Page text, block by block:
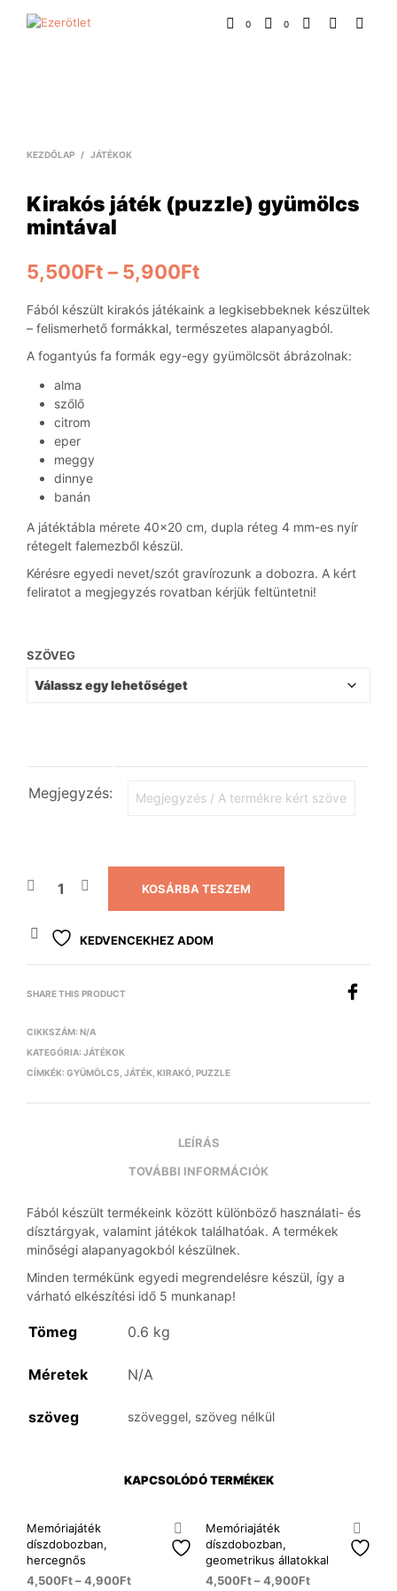
0 0
KEZDŐLAP / JÁTÉKOK
Kirakós játék (puzzle) gyümölcs
mintával
5,500Ft – 5,900Ft
Fából készült kirakós játékaink a legkisebbeknek készültek
– felismerhető formákkal, természetes alapanyagból.
A fogantyús fa formák egy-egy gyümölcsöt ábrázolnak:
alma
szőlő
citrom
eper
meggy
dinnye
banán
A játéktábla mérete 40×20 cm, dupla réteg 4 mm-es nyír
rétegelt falemezből készül.
Kérésre egyedi nevet/szót gravírozunk a dobozra. A kért
feliratot a megjegyzés rovatban kérjük feltüntetni!
SZÖVEG
Megjegyzés:
KOSÁRBA TESZEM
KEDVENCEKHEZ ADOM
SHARE THIS PRODUCT
CIKKSZÁM: N/A
KATEGÓRIA: JÁTÉKOK
CÍMKÉK: GYÜMÖLCS JÁTÉK KIRAKÓ PUZZLE
LEÍRÁS
TOVÁBBI INFORMÁCIÓK
Fából készült termékeink között különböző használati- és
dísztárgyak, valamint játékok találhatóak. A termékek
minőségi alapanyagokból készülnek.
Minden termékünk egyedi megrendelésre készül, így a
várható elkészítési idő 5 munkanap!
Tömeg 0.6 kg
Méretek N/A
szöveg szöveggel, szöveg nélkül
KAPCSOLÓDÓ TERMÉKEK
Memóriajáték
díszdobozban,
hercegnős
4,500Ft–4,900Ft
Memóriajáték
díszdobozban,
geometrikus állatokkal
4,500Ft–4,900Ft